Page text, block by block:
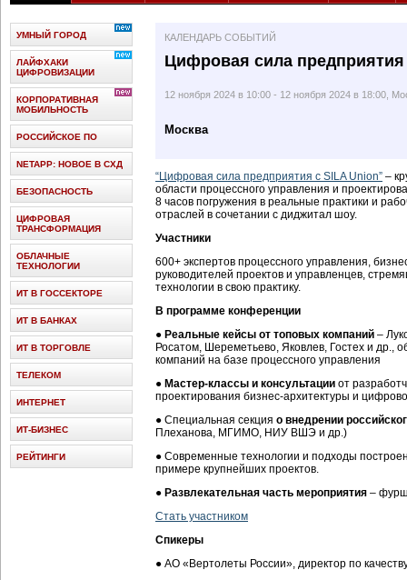
корпораций
КАЛЕНДАРЬ СОБЫТИЙ
Цифровая сила предприятия
12 ноября 2024 в 10:00 - 12 ноября 2024 в 18:00,
Москва
“Цифровая сила предприятия с SILA Union” –
области процессного управления и
8 часов погружения в реальные практики и
отраслей в сочетании с диджитал шоу.
Участники
600+ экспертов процессного управления,
руководителей проектов и управленцев,
технологии в свою практику.
В программе конференции
● Реальные кейсы от топовых компаний –
Росатом, Шереметьево, Яковлев, Гостех и др.,
компаний на базе процессного управления
● Мастер-классы и консультации от
проектирования бизнес-архитектуры и
● Специальная секция о внедрении
Плеханова, МГИМО, НИУ ВШЭ и др.)
● Современные технологии и подходы
примере крупнейших проектов.
● Развлекательная часть мероприятия –
Стать участником
Спикеры
● АО «Вертолеты России», директор по
УМНЫЙ ГОРОД
ЛАЙФХАКИ
ЦИФРОВИЗАЦИИ
КОРПОРАТИВНАЯ
МОБИЛЬНОСТЬ
РОССИЙСКОЕ ПО
NETAPP: НОВОЕ В СХД
БЕЗОПАСНОСТЬ
ЦИФРОВАЯ
ТРАНСФОРМАЦИЯ
ОБЛАЧНЫЕ
ТЕХНОЛОГИИ
ИТ В ГОССЕКТОРЕ
ИТ В БАНКАХ
ИТ В ТОРГОВЛЕ
ТЕЛЕКОМ
ИНТЕРНЕТ
ИТ-БИЗНЕС
РЕЙТИНГИ